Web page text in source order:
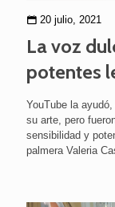
20 julio, 2021
La voz
potentes
YouTube la
su arte, pero
sensibilidad y
palmera Valeria